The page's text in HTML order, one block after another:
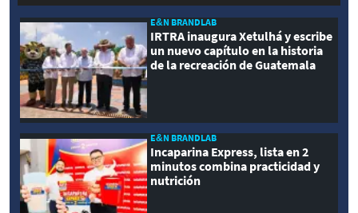
E&N BRANDLAB
IRTRA inaugura Xetulhá y escribe
un nuevo capítulo en la historia
de la recreación de Guatemala
E&N BRANDLAB
Incaparina Express, lista en 2
minutos combina practicidad y
nutrición